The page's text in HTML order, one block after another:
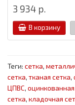
3 934 р.
В корзину
Теги: сетка,
сетка, тканая сетка,
ЦПВС, оцинкованная
сетка, кладочная